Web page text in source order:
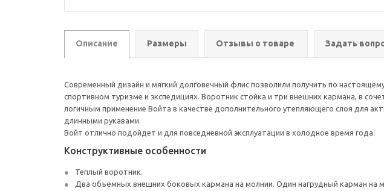
Описание Размеры Отзывы о товаре Задать
Современный дизайн и мягкий долговечный флис позволили получить по
спортивном туризме и экспедициях. Воротник стойка и три внешних кармана, в
логичным применение Войта в качестве дополнительного утепляющего слоя для
длинными рукавами.
Войт отлично подойдет и для повседневной эксплуатации в холодное время года.
Конструктивные особенности
Теплый воротник.
Два объёмных внешних боковых кармана на молнии. Один нагрудный карман на